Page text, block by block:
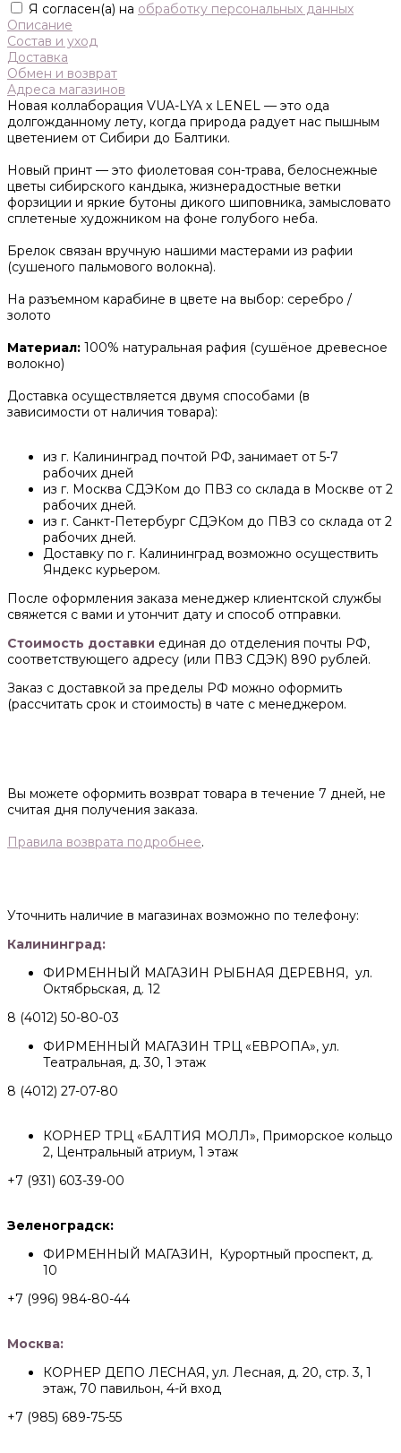
Я согласен(а) на обработку персональных данных
Описание
Состав и уход
Доставка
Обмен и возврат
Адреса магазинов
Новая коллаборация VUA-LYA x LENEL — это ода
долгожданному лету, когда природа радует нас пышным
цветением от Сибири до Балтики.
Новый принт — это фиолетовая сон-трава, белоснежные
цветы сибирского кандыка, жизнерадостные ветки
форзиции и яркие бутоны дикого шиповника, замысловато
сплетеные художником на фоне голубого неба.
Брелок связан вручную нашими мастерами из рафии
(сушеного пальмового волокна).
На разъемном карабине в цвете на выбор: серебро /
золото
Материал: 100% натуральная рафия (сушёное древесное
волокно)
Доставка осуществляется двумя способами (в
зависимости от наличия товара):
из г. Калининград почтой РФ, занимает от 5-7
рабочих дней
из г. Москва СДЭКом до ПВЗ со склада в Москве от 2
рабочих дней.
из г. Санкт-Петербург СДЭКом до ПВЗ со склада от 2
рабочих дней.
Доставку по г. Калининград возможно осуществить
Яндекс курьером.
После оформления заказа менеджер клиентской службы
свяжется с вами и утончит дату и способ отправки.
Стоимость доставки единая до отделения почты РФ,
соответствующего адресу (или ПВЗ СДЭК) 890 рублей.
Заказ с доставкой за пределы РФ можно оформить
(рассчитать срок и стоимость) в чате с менеджером.
Вы можете оформить возврат товара в течение 7 дней, не
считая дня получения заказа.
Правила возврата подробнее.
Уточнить наличие в магазинах возможно по телефону:
Калининград:
ФИРМЕННЫЙ МАГАЗИН РЫБНАЯ ДЕРЕВНЯ, ул.
Октябрьская, д. 12
8 (4012) 50-80-03
ФИРМЕННЫЙ МАГАЗИН ТРЦ «ЕВРОПА», ул.
Театральная, д. 30, 1 этаж
8 (4012) 27-07-80
КОРНЕР ТРЦ «БАЛТИЯ МОЛЛ», Приморское кольцо
2, Центральный атриум, 1 этаж
+7 (931) 603-39-00
Зеленоградск:
ФИРМЕННЫЙ МАГАЗИН, Курортный проспект, д.
10
+7 (996) 984-80-44
Москва:
КОРНЕР ДЕПО ЛЕСНАЯ, ул. Лесная, д. 20, стр. 3, 1
этаж, 70 павильон, 4-й вход
+7 (985) 689-75-55